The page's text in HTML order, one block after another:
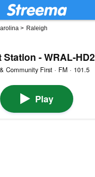
> Raleigh
Station - WRAL-HD2
Community First · FM · 101.5
Play